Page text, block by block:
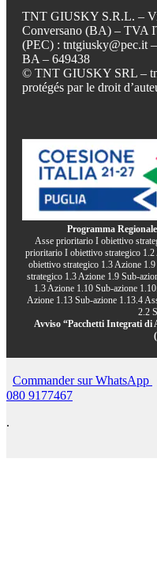
TNT GIUSKY S.R.L. –
Conversano (BA) – TVA
(PEC) : tntgiusky@pec.it
BA – 649438
© TNT GIUSKY SRL –
protégés par le droit
Programma
Asse prioritario I obiettivo
prioritario I obiettivo strategico
obiettivo strategico 1.3 Azione
strategico 1.3 Azione 1.9 Sub-
1.3 Azione 1.10 Sub-azione
Azione 1.13 Sub-azione 1.13.4
2.2
Avviso “Pacchetti Integrati di
Commander sur WhatsApp
080 9177467
.